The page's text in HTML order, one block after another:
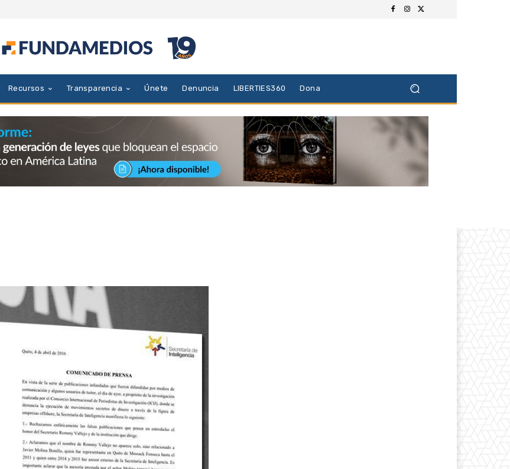
Recursos Transparencia Únete Denuncia LIBERTIES360 Dona